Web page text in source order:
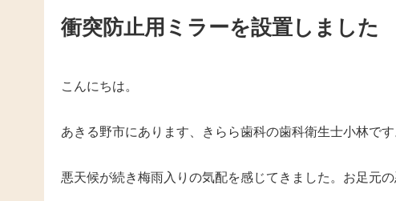
衝突防止用ミラーを設置しました
こんにちは。
あきる野市にあります、きらら歯科の歯科衛生士小林です
悪天候が続き梅雨入りの気配を感じてきました。お足元